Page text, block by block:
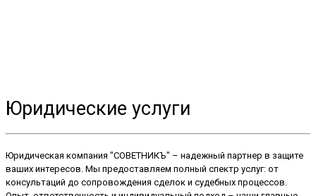
Юридические услуги
Юридическая компания "СОВЕТНИКЪ" – надежный партнер в защите
ваших интересов. Мы предоставляем полный спектр услуг: от
консультаций до сопровождения сделок и судебных процессов.